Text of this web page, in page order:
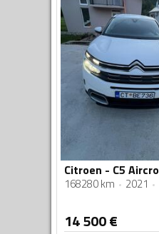
168280 km 2021
14 500€